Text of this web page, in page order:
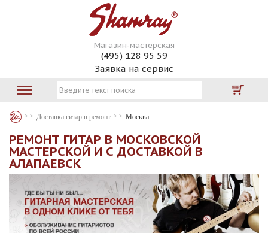
Магазин-мастерская
(495) 128 95 59
Заявка на сервис
Доставка гитар в ремонт Москва
РЕМОНТ ГИТАР В МОСКОВСКОЙ
МАСТЕРСКОЙ И С ДОСТАВКОЙ В
АЛАПАЕВСК